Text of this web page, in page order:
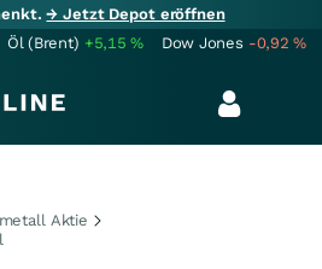
→ Jetzt Depot eröffnen
Öl (Brent) +5,15% Dow Jones -0,92%
Aktie